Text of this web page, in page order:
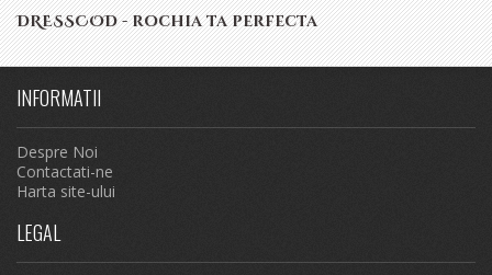
DRESSCOD - rochia ta perfecta
INFORMATII
Despre Noi
Contactati-ne
Harta site-ului
LEGAL